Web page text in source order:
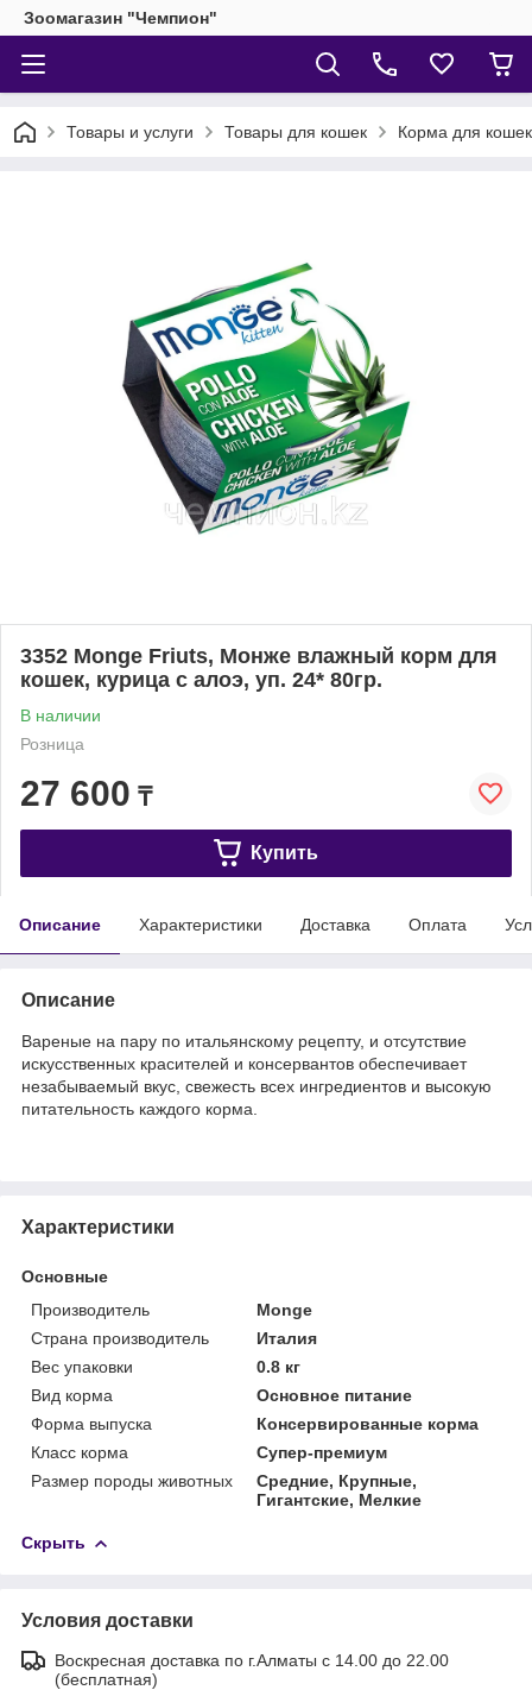
Зоомагазин "Чемпион"
Товары и услуги Товары для кошек Корма для кошек
3352 Monge Friuts, Монже влажный корм для
кошек, курица с алоэ, уп. 24* 80гр.
В наличии
Розница
27 600 ₸
Купить
Описание Характеристики Доставка Оплата
Описание
Вареные на пару по итальянскому рецепту, и отсутствие
искусcтвенных красителей и консервантов обеспечивает
незабываемый вкус, свежесть всех ингредиентов и высокую
питательность каждого корма.
Характеристики
Основные
Производитель
Monge
Страна производитель
Италия
Вес упаковки
0.8 кг
Вид корма
Основное питание
Форма выпуска
Консервированные корма
Класс корма
Супер-премиум
Размер породы животных
Средние, Крупные,
Гигантские, Мелкие
Скрыть
Условия доставки
Воскресная доставка по г.Алматы с 14.00 до 22.00
(бесплатная)